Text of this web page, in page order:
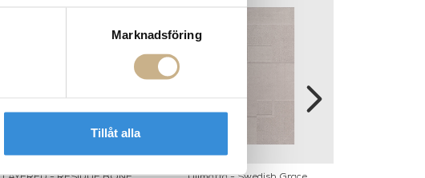
Marknadsföring
Tillåt alla